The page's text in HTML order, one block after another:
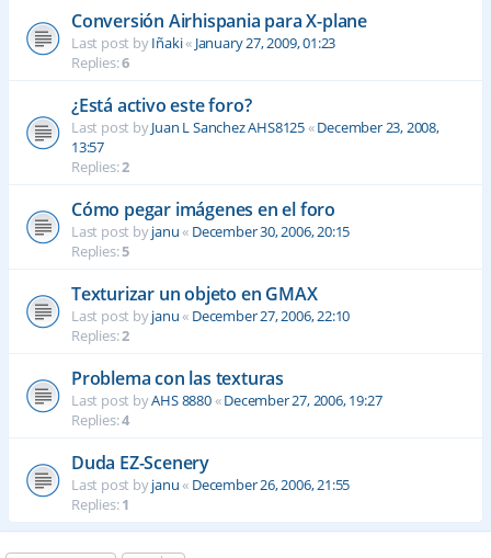
Conversión Airhispania para X-plane
Last post byIñaki« January 27, 2009, 01:23
Replies:6
¿Está activo este foro?
Last post byJuan L Sanchez AHS8125«December 23, 2008,
13:57
Replies:2
Cómo pegar imágenes en el foro
Last post byjanu« December 30, 2006, 20:15
Replies:5
Texturizar un objeto en GMAX
Last post byjanu« December 27, 2006, 22:10
Replies:2
Problema con las texturas
Last post byAHS 8880«December 27, 2006, 19:27
Replies:4
Duda EZ-Scenery
Last post byjanu« December 26, 2006, 21:55
Replies:1